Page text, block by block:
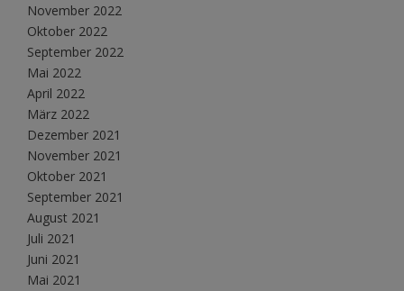
November 2022
Oktober 2022
September 2022
Mai 2022
April 2022
März 2022
Dezember 2021
November 2021
Oktober 2021
September 2021
August 2021
Juli 2021
Juni 2021
Mai 2021